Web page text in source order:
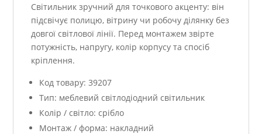
Світильник зручний для точкового акценту: він
підсвічує полицю, вітрину чи робочу ділянку без
довгої світлової лінії. Перед монтажем звірте
потужність, напругу, колір корпусу та спосіб
кріплення.
Код товару: 39207
Тип: меблевий світлодіодний світильник
Колір / світло: срібло
Монтаж / форма: накладний